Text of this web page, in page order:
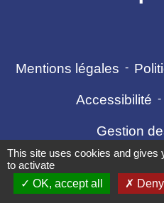
Mentions légales -
Accessibilité -
Gestion
Site créé en partenariat
This site uses cookies and gives
to activate
OK, accept all